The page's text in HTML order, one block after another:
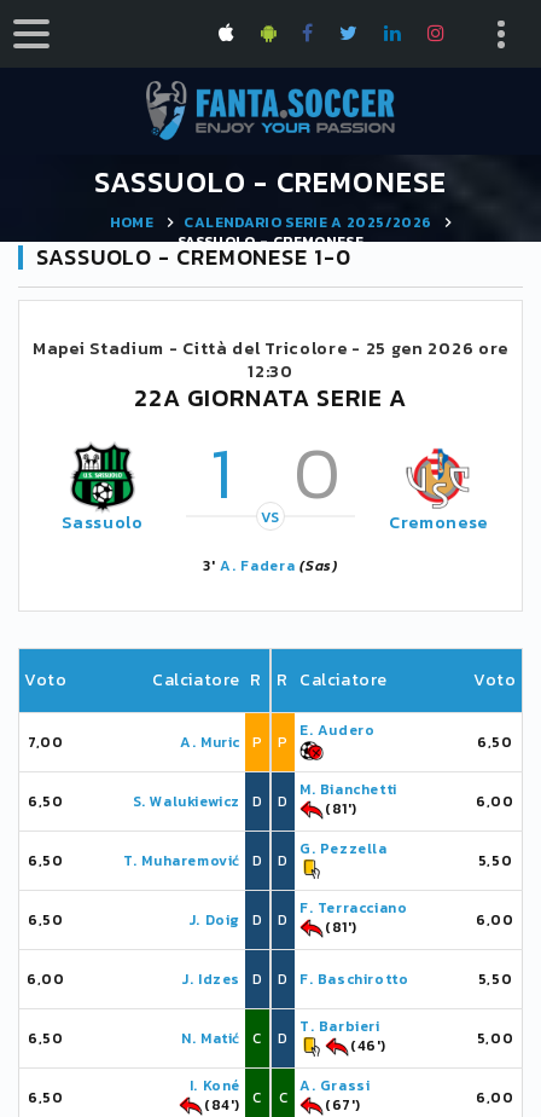
SASSUOLO - CREMONESE
HOME
CALENDARIO SERIE A 2025/2026
SASSUOLO - CREMONESE
SASSUOLO - CREMONESE 1-0
Mapei Stadium - Città del Tricolore - 25 gen 2026 ore
12:30
22A GIORNATA SERIE A
Sassuolo 1 0
VS Cremonese
3'A. Fadera (Sas)
Voto Calciatore R
7,00 A. Muric P
6,50 S. Walukiewicz D
6,50 T. Muharemović D
6,50 J. Doig D
6,00 J. Idzes D
6,50 N. Matić C
6,50
I. Koné
(84')
C
R Calciatore Voto
P
E. Audero
6,50
D
M. Bianchetti
(81')
6,00
D
G. Pezzella
5,50
D
F. Terracciano
(81')
6,00
D F. Baschirotto 5,50
D
T. Barbieri
(46')
5,00
C
A. Grassi
(67')
6,00